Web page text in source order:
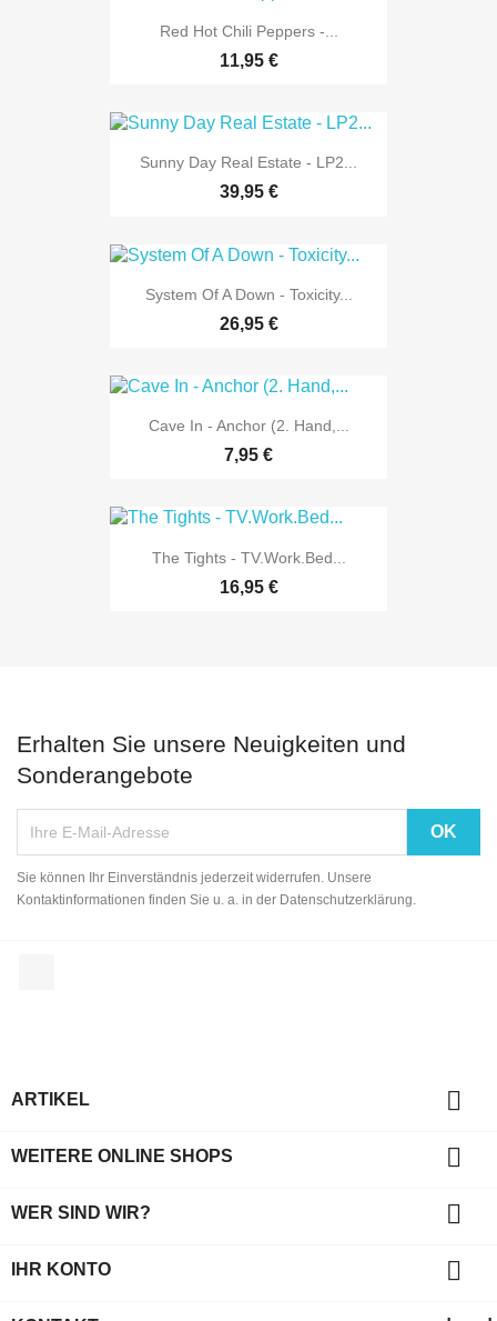
Red Hot Chili Peppers -...
11,95 €
Sunny Day Real Estate - LP2...
39,95 €
System Of A Down - Toxicity...
26,95 €
Cave In - Anchor (2. Hand,...
7,95 €
The Tights - TV.Work.Bed...
16,95 €
Erhalten Sie unsere Neuigkeiten und
Sonderangebote
Sie können Ihr Einverständnis jederzeit widerrufen. Unsere
Kontaktinformationen finden Sie u. a. in der Datenschutzerklärung.
ARTIKEL 
WEITERE ONLINE SHOPS 
WER SIND WIR? 
IHR KONTO 